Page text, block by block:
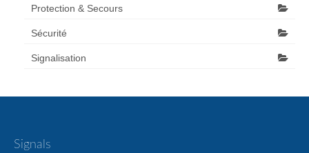
Protection & Secours
Sécurité
Signalisation
Signals